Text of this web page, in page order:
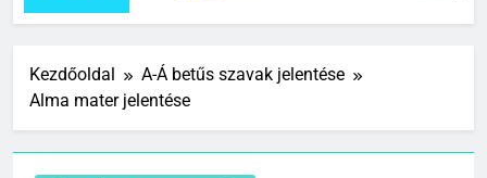
Kezdőoldal
A-Á betűs szavak jelentése
Alma mater jelentése